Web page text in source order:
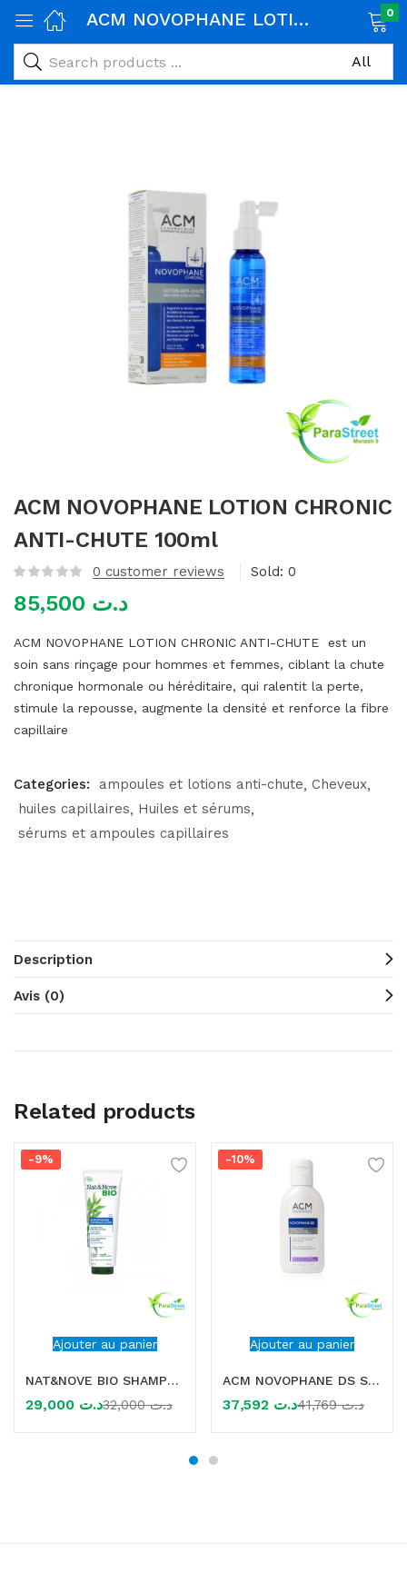
alimentaires)
ACM NOVOPHANE LOTION CHRONIC ANTI-CHUTE 100ml 0
ACM NOVOPHANE LOTION CHRONIC
ANTI-CHUTE 100ml
0 customer reviews Sold: 0
د.ت
ACM NOVOPHANE LOTION CHRONIC ANTI-CHUTE est un
soin sans rinçage pour hommes et femmes, ciblant la chute
chronique hormonale ou héréditaire, qui ralentit la perte,
stimule la repousse, augmente la densité et renforce la fibre
capillaire
Categories: ampoules et lotions anti-chute Cheveux
huiles capillaires
Huiles et sérums
sérums et ampoules capillaires
Description
Avis (0)
Related products
Ajouter au panier
-9%
NAT&NOVE BIO SHAMPOOING ANTIPELLICULAIRE A L’EXTRAIT DE SAULE 250ML
د.ت د.ت32,000
Ajouter au panier
-10%
ACM NOVOPHANE DS SHAMPOOING ANTIPELLICULAIRE 125ML
د.ت د.ت41,769